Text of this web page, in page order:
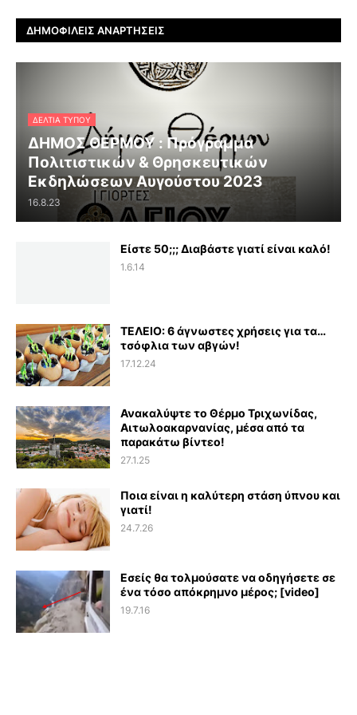
ΔΗΜΟΦΙΛΕΊΣ ΑΝΑΡΤΉΣΕΙΣ
ΔΕΛΤΊΑ ΤΎΠΟΥ
ΔΗΜΟΣ ΘΕΡΜΟΥ : Πρόγραμμα
Πολιτιστικών & Θρησκευτικών
Εκδηλώσεων Αυγούστου 2023
16.8.23
Είστε 50;;; Διαβάστε γιατί είναι καλό!
1.6.14
ΤΕΛΕΙΟ: 6 άγνωστες χρήσεις για τα…
τσόφλια των αβγών!
17.12.24
Ανακαλύψτε το Θέρμο Τριχωνίδας,
Αιτωλοακαρνανίας, μέσα από τα
παρακάτω βίντεο!
27.1.25
Ποια είναι η καλύτερη στάση ύπνου και
γιατί!
24.7.26
Εσείς θα τολμούσατε να οδηγήσετε σε
ένα τόσο απόκρημνο μέρος; [video]
19.7.16